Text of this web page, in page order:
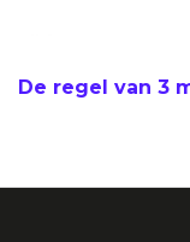
De regel van 3